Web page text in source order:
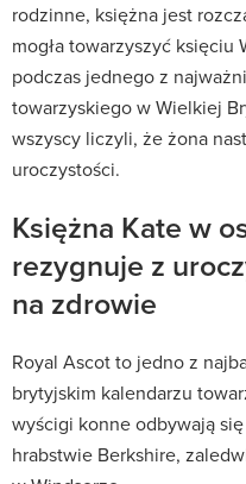
rodzinne, księżna jest
mogła towarzyszyć
podczas jednego z
towarzyskiego w Wielkiej
wszyscy liczyli, że żona
uroczystości.
Księżna Kate w
rezygnuje z
na zdrowie
Royal Ascot to jedno z
brytyjskim kalendarzu
wyścigi konne odbywają
hrabstwie Berkshire,